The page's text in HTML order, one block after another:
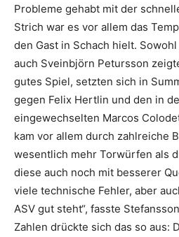
Probleme gehabt mit der
Strich war es vor allem das
den Gast in Schach hielt.
auch Sveinbjörn Petursson
gutes Spiel, setzten sich in
gegen Felix Hertlin und den in
eingewechselten Marcos
kam vor allem durch zahlreiche
wesentlich mehr Torwürfen als
diese auch noch mit besserer
viele technische Fehler, aber
ASV gut steht“, fasste
Zahlen drückte sich das so aus: